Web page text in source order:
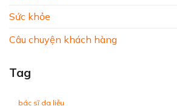
Sức khỏe
Câu chuyện khách hàng
Tag
bác sĩ da liễu